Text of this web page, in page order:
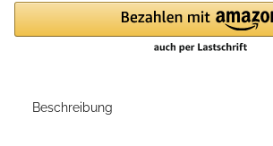
Beschreibung